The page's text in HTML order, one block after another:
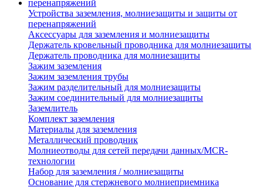
Устройства заземления, молниезащиты и защиты от
перенапряжений
Аксессуары для заземления и молниезащиты
Держатель кровельный проводника для молниезащиты
Держатель проводника для молниезащиты
Зажим заземления
Зажим заземления трубы
Зажим разделительный для молниезащиты
Зажим соединительный для молниезащиты
Заземлитель
Комплект заземления
Материалы для заземления
Металлический проводник
Молниеотводы для сетей передачи данных/MCR-
технологии
Набор для заземления / молниезащиты
Основание для стержневого молниеприемника